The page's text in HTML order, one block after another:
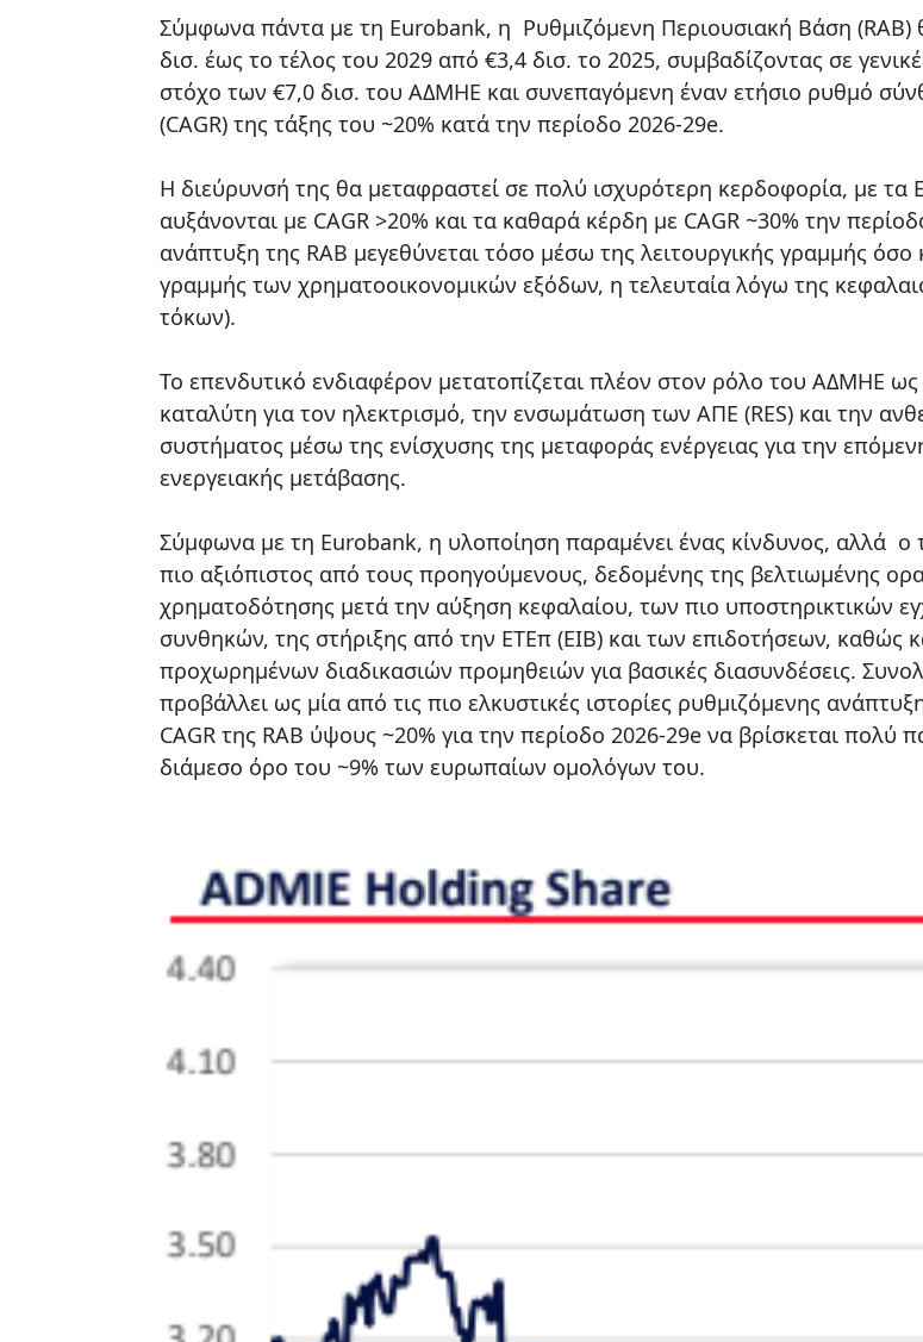
Σύμφωνα πάντα με τη Eurobank, η Ρυθμιζόμενη Περιουσιακή Βάση (RAB)
δισ. έως το τέλος του 2029 από €3,4 δισ. το 2025, συμβαδίζοντας σε
στόχο των €7,0 δισ. του ΑΔΜΗΕ και συνεπαγόμενη έναν ετήσιο ρυθμό
(CAGR) της τάξης του ~20% κατά την περίοδο 2026-29e.
Η διεύρυνσή της θα μεταφραστεί σε πολύ ισχυρότερη κερδοφορία, με τα
αυξάνονται με CAGR >20% και τα καθαρά κέρδη με CAGR ~30% την
ανάπτυξη της RAB μεγεθύνεται τόσο μέσω της λειτουργικής γραμμής όσο
γραμμής των χρηματοοικονομικών εξόδων, η τελευταία λόγω της
τόκων).
Το επενδυτικό ενδιαφέρον μετατοπίζεται πλέον στον ρόλο του ΑΔΜΗΕ
καταλύτη για τον ηλεκτρισμό, την ενσωμάτωση των ΑΠΕ (RES) και την
συστήματος μέσω της ενίσχυσης της μεταφοράς ενέργειας για την
ενεργειακής μετάβασης.
Σύμφωνα με τη Eurobank, η υλοποίηση παραμένει ένας κίνδυνος, αλλά ο
πιο αξιόπιστος από τους προηγούμενους, δεδομένης της βελτιωμένης
χρηματοδότησης μετά την αύξηση κεφαλαίου, των πιο υποστηρικτικών
συνθηκών, της στήριξης από την ΕΤΕπ (EIB) και των επιδοτήσεων, καθώς
προχωρημένων διαδικασιών προμηθειών για βασικές διασυνδέσεις.
προβάλλει ως μία από τις πιο ελκυστικές ιστορίες ρυθμιζόμενης
CAGR της RAB ύψους ~20% για την περίοδο 2026-29e να βρίσκεται πολύ
διάμεσο όρο του ~9% των ευρωπαίων ομολόγων του.